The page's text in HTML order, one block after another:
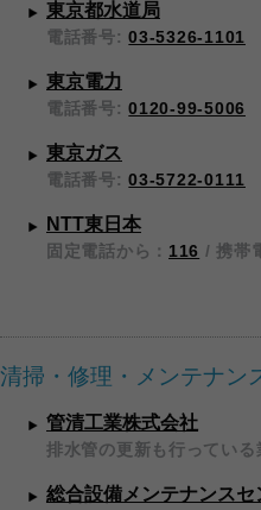
東京都水道局
電話番号:03-5326-1101
東京電力
電話番号:0120-99-5006
東京ガス
電話番号:03-5722-0111
NTT東日本
固定電話から： 116 / 携帯
清掃・修理・メンテナン
管清工業株式会社
排水管の更新も行ってい
総合設備メンテナンスセ